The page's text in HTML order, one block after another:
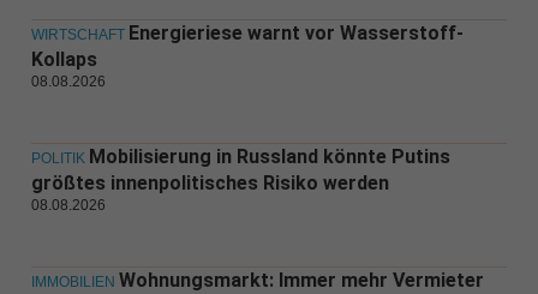
WIRTSCHAFT Energieriese warnt vor Wasserstoff-
Kollaps
08.08.2026
POLITIK Mobilisierung in Russland könnte Putins
größtes innenpolitisches Risiko werden
08.08.2026
IMMOBILIEN Wohnungsmarkt: Immer mehr Vermieter